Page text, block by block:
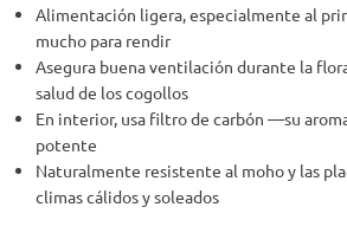
Alimentación ligera, especialmente al
mucho para rendir
Asegura buena ventilación durante la
salud de los cogollos
En interior, usa filtro de carbón —su
potente
Naturalmente resistente al moho y las
climas cálidos y soleados